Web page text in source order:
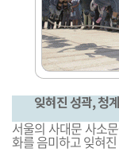
잊혀진 성곽, 청
서울의 사대문 사소
화를 음미하고 잊혀